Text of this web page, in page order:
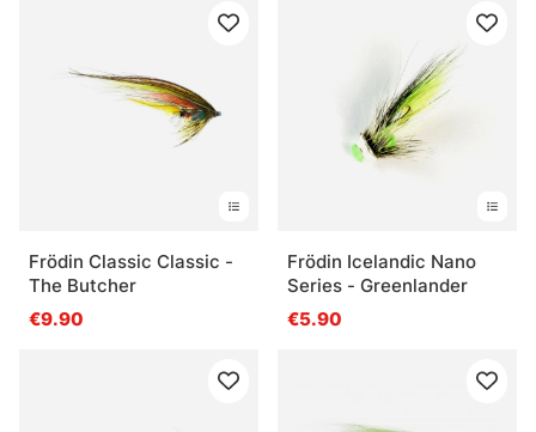
Frödin Classic Classic -
The Butcher
€9.90
Frödin Icelandic Nano
Series - Greenlander
€5.90